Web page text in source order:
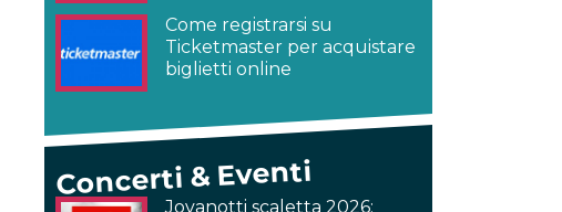
Come registrarsi su
Ticketmaster per acquistare
biglietti online
Concerti & Eventi
Jovanotti scaletta 2026: